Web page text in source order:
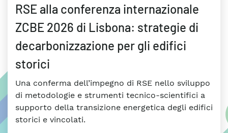
RSE alla conferenza internazionale
ZCBE 2026 di Lisbona: strategie di
decarbonizzazione per gli edifici
storici
Una conferma dell’impegno di RSE nello sviluppo
di metodologie e strumenti tecnico-scientifici a
supporto della transizione energetica degli edifici
storici e vincolati.